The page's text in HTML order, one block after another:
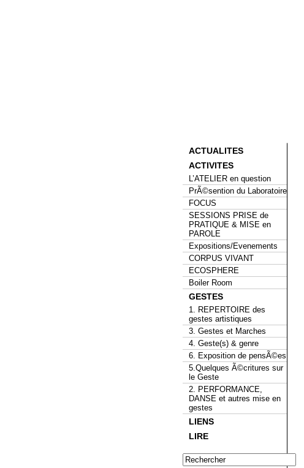
ACTUALITES
ACTIVITES
L’ATELIER en question
PrÃ©sention du Laboratoire
FOCUS
SESSIONS PRISE de
PRATIQUE & MISE en
PAROLE
Expositions/Evenements
CORPUS VIVANT
ECOSPHERE
Boiler Room
GESTES
1. REPERTOIRE des
gestes artistiques
3. Gestes et Marches
4. Geste(s) & genre
6. Exposition de pensÃ©es
5.Quelques Ã©critures sur
le Geste
2. PERFORMANCE,
DANSE et autres mise en
gestes
LIENS
LIRE